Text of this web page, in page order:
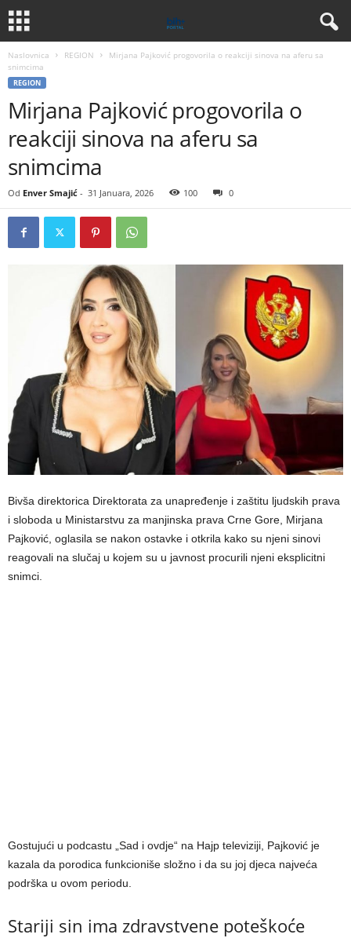
Naslovnica REGION
Mirjana Pajković progovorila o reakciji sinova na aferu sa
snimcima
REGION
Mirjana Pajković progovorila o
reakciji sinova na aferu sa
snimcima
Od Enver Smajić - 31 Januara, 2026 100 0
Bivša direktorica Direktorata za unapređenje i zaštitu ljudskih prava
i sloboda u Ministarstvu za manjinska prava Crne Gore, Mirjana
Pajković, oglasila se nakon ostavke i otkrila kako su njeni sinovi
reagovali na slučaj u kojem su u javnost procurili njeni eksplicitni
snimci.
Gostujući u podcastu „Sad i ovdje“ na Hajp televiziji, Pajković je
kazala da porodica funkcioniše složno i da su joj djeca najveća
podrška u ovom periodu.
Stariji sin ima zdravstvene poteškoće